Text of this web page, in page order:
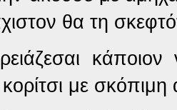
θα τη
με σκόπιμη